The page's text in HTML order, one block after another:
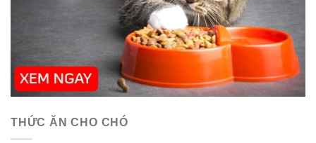
THỨC ĂN CHO CHÓ